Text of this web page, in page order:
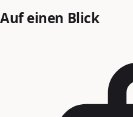
Auf einen Blick